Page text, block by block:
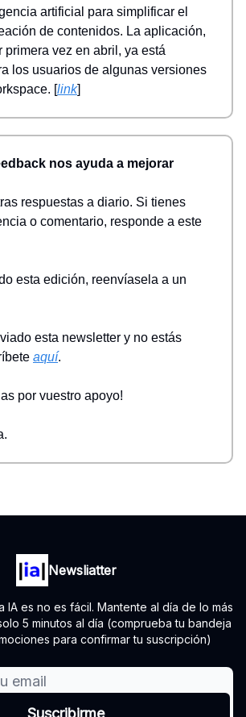
artificial para simplificar el
de contenidos. La aplicación,
primera vez en abril, ya está
los usuarios de algunas versiones
[link]
nos ayuda a mejorar
respuestas a diario. Si tienes
o comentario, responde a este
esta edición, reenvíasela a un
esta newsletter y no estás
aquí.
por vuestro apoyo!
Newsliatter
IA es no es fácil. Mantente al día de lo más
5 minutos al día (comprueba tu bandeja
para confirmar tu suscripción)